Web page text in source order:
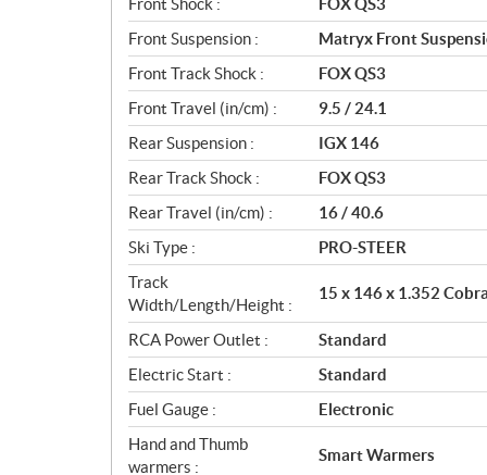
Front Shock :
FOX QS3
Front Suspension :
Matryx Front
Front Track Shock :
FOX QS3
Front Travel (in/cm) :
9.5 / 24.1
Rear Suspension :
IGX 146
Rear Track Shock :
FOX QS3
Rear Travel (in/cm) :
16 / 40.6
Ski Type :
PRO-STEER
Track
Width/Length/Height :
15 x 146 x 1.352 Cobra
RCA Power Outlet :
Standard
Electric Start :
Standard
Fuel Gauge :
Electronic
Hand and Thumb
warmers :
Smart Warmers